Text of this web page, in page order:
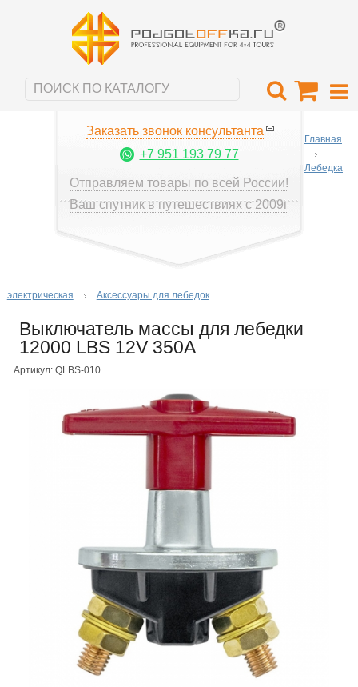
Заказать звонок консультанта
+7 951 193 79 77
Отправляем товары по всей России!
Ваш спутник в путешествиях с 2009г
Главная
Лебедка
электрическая Аксессуары для лебедок
Выключатель массы для лебедки
12000 LBS 12V 350А
Артикул: QLBS-010